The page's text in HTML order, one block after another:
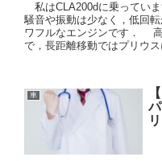
私はCLA200dに乗ってい
騒音や振動は少なく，低回
ワフルなエンジンです．
で，長距離移動ではプリウ
車